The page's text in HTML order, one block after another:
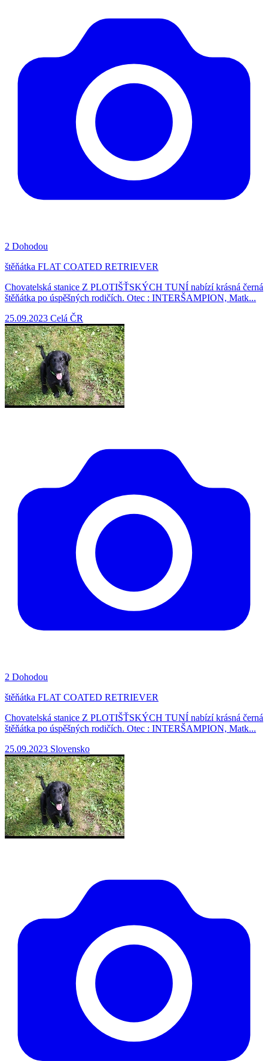
2 Dohodou
štěňátka FLAT COATED RETRIEVER
Chovatelská stanice Z PLOTIŠŤSKÝCH TUNÍ nabízí krásná černá
štěňátka po úspěšných rodičích. Otec : INTERŠAMPION, Matk...
25.09.2023 Celá ČR
2 Dohodou
štěňátka FLAT COATED RETRIEVER
Chovatelská stanice Z PLOTIŠŤSKÝCH TUNÍ nabízí krásná černá
štěňátka po úspěšných rodičích. Otec : INTERŠAMPION, Matk...
25.09.2023 Slovensko